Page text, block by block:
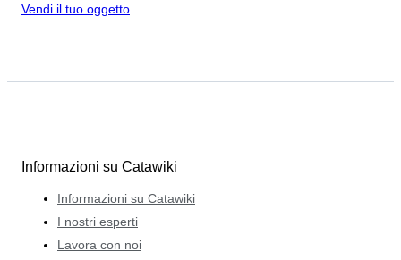
Vendi il tuo oggetto
Informazioni su Catawiki
Informazioni su Catawiki
I nostri esperti
Lavora con noi